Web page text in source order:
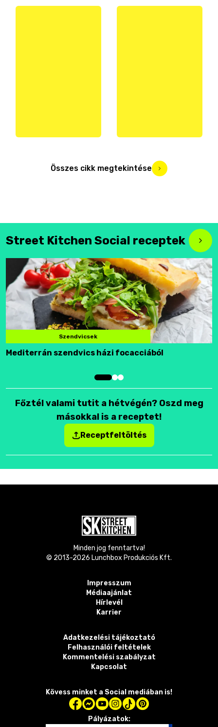
Összes cikk megtekintése
Street Kitchen Social receptek
Szendvicsek
Mediterrán szendvics házi focacciából
Főztél valami tutit a hétvégén? Oszd meg
másokkal is a receptet!
Receptfeltöltés
Minden jog fenntartva!
© 2013-2026 Lunchbox Produkciós Kft.
Impresszum
Médiaajánlat
Hírlevél
Karrier
Adatkezelési tájékoztató
Felhasználói feltételek
Kommentelési szabályzat
Kapcsolat
Kövess minket a Social mediában is!
Pályázatok: